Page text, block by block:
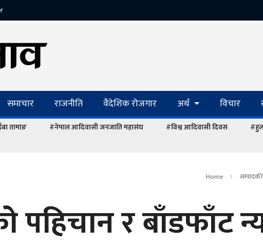
समाचार राजनीति वैदेशिक रोजगार अर्थ विचार
तामाङ #नेपाल आदिवासी जनजाति महासंघ #विश्व आदिवासी दिवस
Home
पहिचान र बाँडफाँट